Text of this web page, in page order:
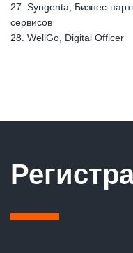
27. Syngenta, Бизнес-
сервисов
28. WellGo, Digital Officer